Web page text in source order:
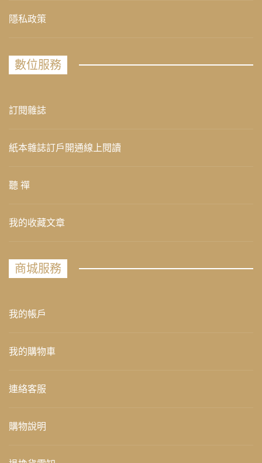
隱私政策
數位服務
訂閱雜誌
紙本雜誌訂戶開通線上閱讀
聽 禪
我的收藏文章
商城服務
我的帳戶
我的購物車
連絡客服
購物說明